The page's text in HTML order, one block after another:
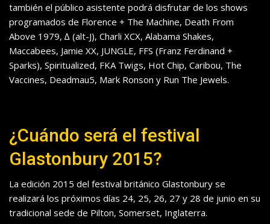
también el público asistente podrá disfrutar de los shows
programados de Florence + The Machine, Death From
Above 1979, ∆ (alt-J), Charli XCX, Alabama Shakes,
Maccabees, Jamie XX, JUNGLE, FFS (Franz Ferdinand +
Sparks), Spiritualized, FKA Twigs, Hot Chip, Caribou, The
Vaccines, Deadmau5, Mark Ronson y Run The Jewels.
¿Cuándo será el festival
Glastonbury 2015?
La edición 2015 del festival británico Glastonbury se
realizará los próximos días 24, 25, 26, 27 y 28 de junio en su
tradicional sede de Pilton, Somerset, Inglaterra.